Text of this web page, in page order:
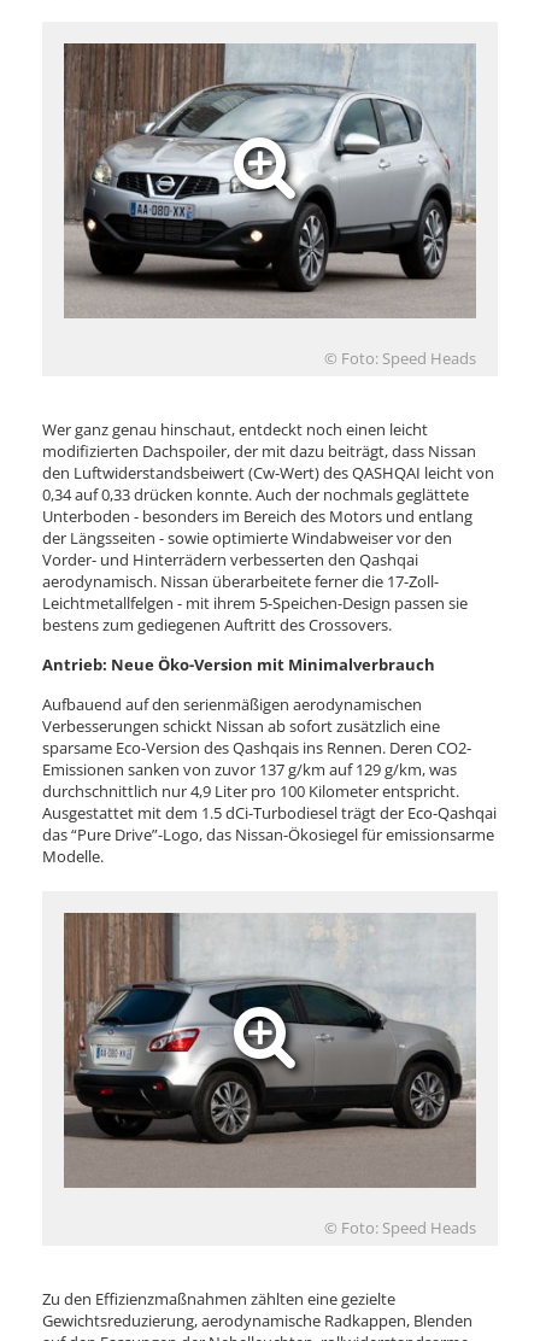
© Foto: Speed Heads
Wer ganz genau hinschaut, entdeckt noch einen leicht
modifizierten Dachspoiler, der mit dazu beiträgt, dass Nissan
den Luftwiderstandsbeiwert (Cw-Wert) des QASHQAI leicht von
0,34 auf 0,33 drücken konnte. Auch der nochmals geglättete
Unterboden - besonders im Bereich des Motors und entlang
der Längsseiten - sowie optimierte Windabweiser vor den
Vorder- und Hinterrädern verbesserten den Qashqai
aerodynamisch. Nissan überarbeitete ferner die 17-Zoll-
Leichtmetallfelgen - mit ihrem 5-Speichen-Design passen sie
bestens zum gediegenen Auftritt des Crossovers.
Antrieb: Neue Öko-Version mit Minimalverbrauch
Aufbauend auf den serienmäßigen aerodynamischen
Verbesserungen schickt Nissan ab sofort zusätzlich eine
sparsame Eco-Version des Qashqais ins Rennen. Deren CO2-
Emissionen sanken von zuvor 137 g/km auf 129 g/km, was
durchschnittlich nur 4,9 Liter pro 100 Kilometer entspricht.
Ausgestattet mit dem 1.5 dCi-Turbodiesel trägt der Eco-Qashqai
das “Pure Drive”-Logo, das Nissan-Ökosiegel für emissionsarme
Modelle.
© Foto: Speed Heads
Zu den Effizienzmaßnahmen zählten eine gezielte
Gewichtsreduzierung, aerodynamische Radkappen, Blenden